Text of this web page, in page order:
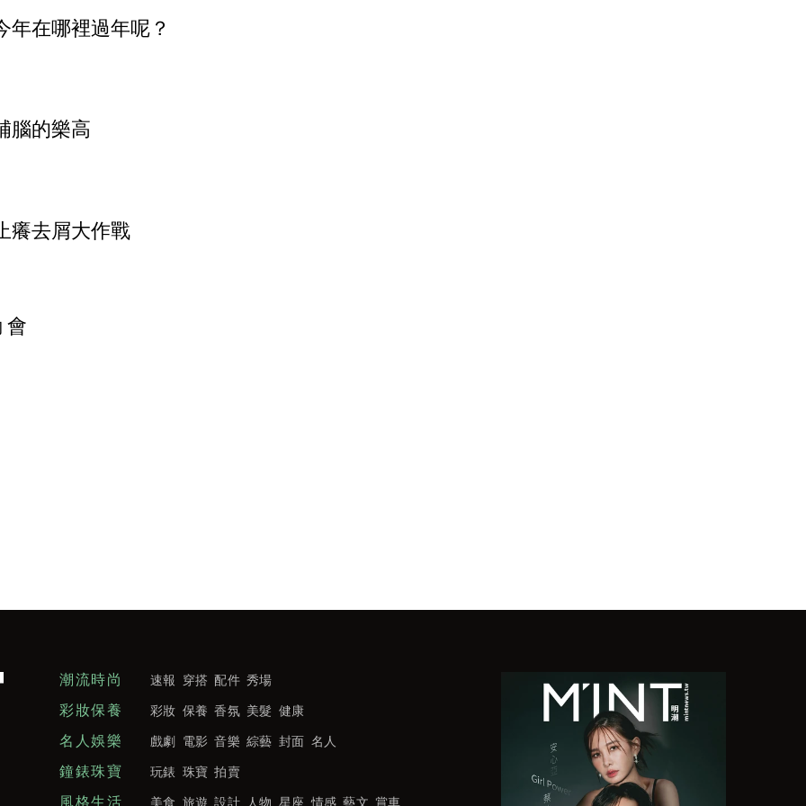
年在哪裡過年呢？
腦的樂高
癢去屑大作戰
會
潮流時尚 速報 穿搭 配件 秀場
彩妝保養 彩妝 保養 香氛 美髮 健康
名人娛樂 戲劇 電影 音樂 綜藝 封面 名人
鐘錶珠寶 玩錶 珠寶 拍賣
風格生活 美食 旅遊 設計 人物 星座 情感 藝文 賞車